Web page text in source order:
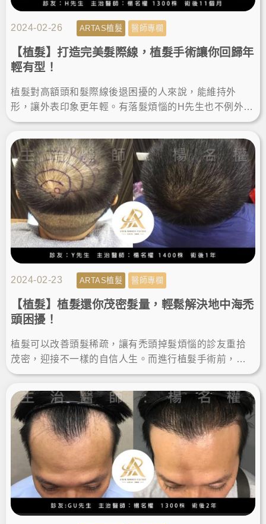
2024-02-26 ARTAS植髮 醫師專欄
【植髮】打造完美髮際線，植髮手術讓你回歸年
輕有型！
植髮對高額頭和髮際線後退困擾的人來說，能維持外
形，讓外表印象更年輕。有落髮煩惱的H先生也不例外，
他決定在羅丹診所做植髮手術，而術後的植髮成果讓他
變得更年輕有型。
2024-02-23 ARTAS植髮 醫師專欄
【植髮】植髮還你茂密髮量，輕鬆解決地中海禿
頭困擾！
植髮可以改善頭髮稀疏，讓有禿頭掉髮煩惱的診友重拾
茂密，迎接不一樣的自信人生。而進行植髮手術前，選
對專業的醫師很重要，也要做好術後照顧，才能擁有最
棒的植髮成果！